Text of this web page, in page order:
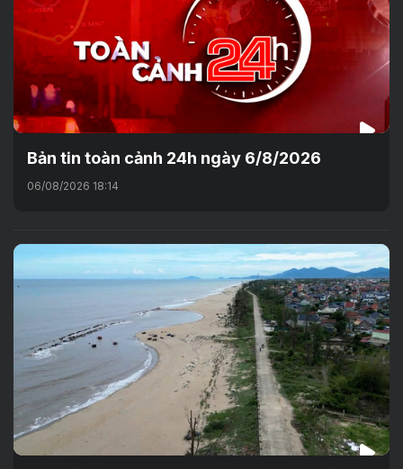
Bản tin toàn cảnh 24h ngày 6/8/2026
06/08/2026 18:14